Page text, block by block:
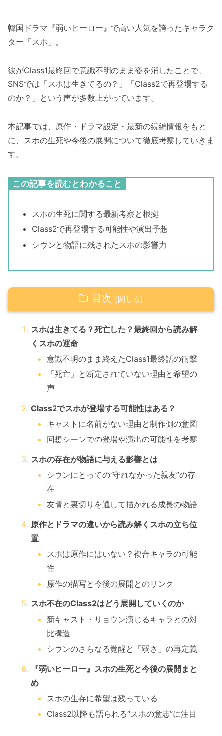
韓国ドラマ『弱いヒーロー』で高い人気を誇ったキャラク
ター「スホ」。
彼がClass1最終回で意識不明のまま姿を消したことで、
SNSでは「スホは生きてるの？」「Class2で再登場する
のか？」という声が多数上がっています。
本記事では、原作・ドラマ設定・最新の続編情報をもと
に、スホの生死や今後の展開について徹底考察していきま
す。
この記事を読むとわかること
スホの生死に関する最新考察と根拠
Class2で再登場する可能性や演出予想
シウンと物語に残されたスホの影響力
目次
スホは生きてる？死亡した？最終回から読み解
くスホの運命
意識不明のまま終えたClass1最終話の衝撃
「死亡」と断定されていない理由と希望の
声
Class2でスホが登場する可能性はある？
キャストに名前がない理由と制作側の意図
回想シーンでの登場や演出の可能性を考察
スホの存在が物語に与える影響とは
シウンにとっての“守れなかった親友”の存
在
友情と裏切りを通して描かれる成長の物語
原作とドラマの違いから読み解くスホの立ち位
置
スホは原作にはいない？複合キャラの可能
性
原作の描写と今後の展開とのリンク
スホ不在のClass2はどう展開していくのか
新キャスト・リョウン演じるキャラとの対
比構造
シウンのさらなる覚醒と「弱さ」の再定義
『弱いヒーロー』スホの生死と今後の展開まと
め
スホの生存に希望は残っている
Class2以降も語られる“スホの意志”に注目